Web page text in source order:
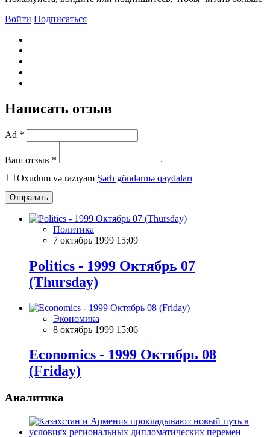
Войти Подписаться
Написать отзыв
Ad *
Ваш отзыв *
Oxudum və razıyam Şərh göndərmə qaydaları
Отправить
Политика
7 октябрь 1999 15:09
Politics - 1999 Октябрь 07
(Thursday)
Экономика
8 октябрь 1999 15:06
Economics - 1999 Октябрь 08
(Friday)
Аналитика